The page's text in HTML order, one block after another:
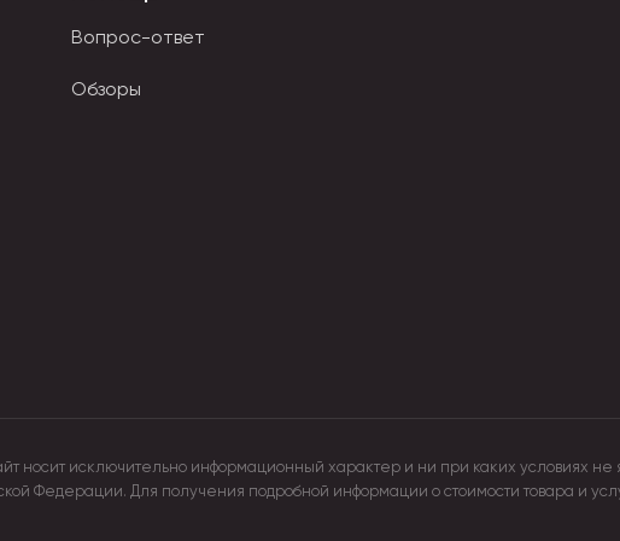
оптовых клиентов
при покупке от минимального объёма.
под сезонный спрос.
ваш товар узнаваемым.
и формат мероприятий.
сертификаты.
Вопрос-ответ
Обзоры
носит исключительно информационный характер и ни при каких условиях
Федерации. Для получения подробной информации о стоимости товара и